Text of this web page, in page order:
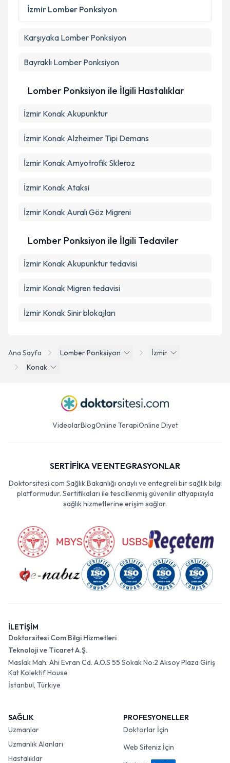
Kişisel verilerimin işlenmesine ilişkin
Metni'ni okudum ve kişisel verilerimin belirtilen
Takvim Talebini Gönder
Ana Sayfa Lomber Ponksiyon
İzmir
Konak
İzmir Lomber Ponksiyon
Karşıyaka Lomber Ponksiyon
Bayraklı Lomber Ponksiyon
Lomber Ponksiyon ile İlgili Hastalıklar
İzmir Konak Akupunktur
İzmir Konak Alzheimer Tipi Demans
İzmir Konak Amyotrofik Skleroz
İzmir Konak Ataksi
İzmir Konak Auralı Göz Migreni
Lomber Ponksiyon ile İlgili Tedaviler
İzmir Konak Akupunktur tedavisi
İzmir Konak Migren tedavisi
İzmir Konak Sinir blokajları
VideolarBlogOnline TerapiOnline Diyet
SERTİFİKA VE ENTEGRASYONLAR
Doktorsitesi.com Sağlık Bakanlığı onaylı ve entegreli bir sağlık bilgi
platformudur. Sertifikaları ile tescillenmiş güvenilir altyapısıyla
sağlık hizmetlerine erişim sağlar.
İLETİŞİM
Doktorsitesi Com Bilgi Hizmetleri
Teknoloji ve Ticaret A.Ş.
Maslak Mah. Ahi Evran Cd. A.O.S 55 Sokak No:2 Aksoy Plaza Giriş
Kat Kolektif House
İstanbul, Türkiye
SAĞLIK
Uzmanlar
Uzmanlık Alanları
Hastalıklar
PROFESYONELLER
Doktorlar İçin
Web Siteniz İçin